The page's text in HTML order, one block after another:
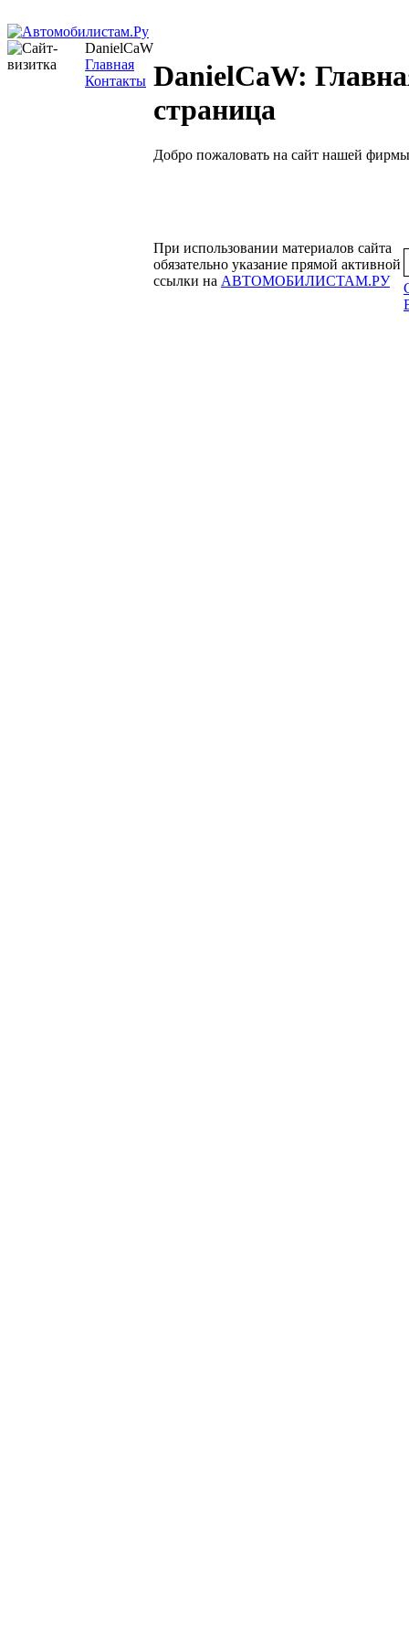
DanielCaW
Главная
Контакты DanielCaW:
страница
Добро пожаловать на сайт нашей
При использовании материалов сайта
обязательно указание прямой активной
ссылки на АВТОМОБИЛИСТАМ.РУ